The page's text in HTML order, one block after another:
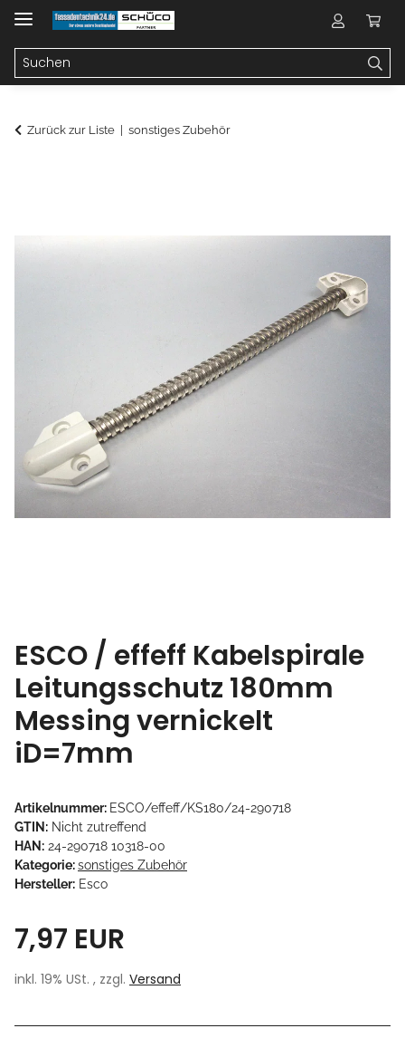
Zurück zur Liste sonstiges Zubehör
ESCO / effeff Kabelspirale
Leitungsschutz 180mm
Messing vernickelt
iD=7mm
Artikelnummer: ESCO/effeff/KS180/24-290718
GTIN: Nicht zutreffend
HAN: 24-290718 10318-00
Kategorie:sonstiges Zubehör
Hersteller: Esco
7,97 EUR
inkl. 19% USt. , zzgl. Versand